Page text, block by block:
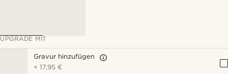
UPGRADE MIT
Gravur hinzufügen
+17,95 €